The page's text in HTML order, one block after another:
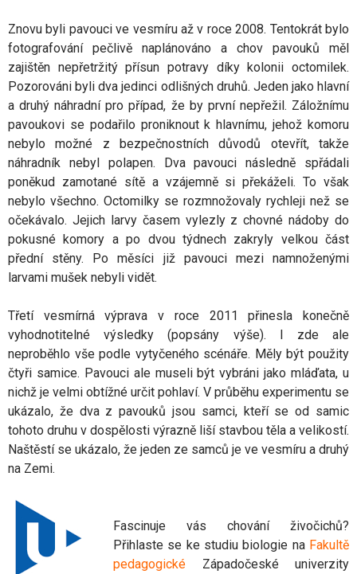
Znovu byli pavouci ve vesmíru až v roce 2008. Tentokrát bylo
fotografování pečlivě naplánováno a chov pavouků měl
zajištěn nepřetržitý přísun potravy díky kolonii octomilek.
Pozorováni byli dva jedinci odlišných druhů. Jeden jako hlavní
a druhý náhradní pro případ, že by první nepřežil. Záložnímu
pavoukovi se podařilo proniknout k hlavnímu, jehož komoru
nebylo možné z bezpečnostních důvodů otevřít, takže
náhradník nebyl polapen. Dva pavouci následně spřádali
poněkud zamotané sítě a vzájemně si překáželi. To však
nebylo všechno. Octomilky se rozmnožovaly rychleji než se
očekávalo. Jejich larvy časem vylezly z chovné nádoby do
pokusné komory a po dvou týdnech zakryly velkou část
přední stěny. Po měsíci již pavouci mezi namnoženými
larvami mušek nebyli vidět.
Třetí vesmírná výprava v roce 2011 přinesla konečně
vyhodnotitelné výsledky (popsány výše). I zde ale
neproběhlo vše podle vytyčeného scénáře. Měly být použity
čtyři samice. Pavouci ale museli být vybráni jako mláďata, u
nichž je velmi obtížné určit pohlaví. V průběhu experimentu se
ukázalo, že dva z pavouků jsou samci, kteří se od samic
tohoto druhu v dospělosti výrazně liší stavbou těla a velikostí.
Naštěstí se ukázalo, že jeden ze samců je ve vesmíru a druhý
na Zemi.
Fascinuje vás chování živočichů?
Přihlaste se ke studiu biologie na Fakultě
pedagogické Západočeské univerzity